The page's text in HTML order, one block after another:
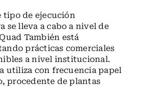
tipo de ejecución
se lleva a cabo a nivel de
También está
prácticas comerciales
a nivel institucional.
utiliza con frecuencia papel
procedente de plantas